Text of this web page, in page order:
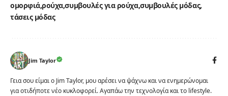
ομορφιάρούχασυμβουλές για ρούχασυμβουλές μόδας
τάσεις μόδας
Jim Taylor
Γεια σου είμαι ο Jim Taylor, μου αρέσει να ψάχνω και να ενημερώνομαι
για οτιδήποτε νέο κυκλοφορεί. Αγαπάω την τεχνολογία και το lifestyle.